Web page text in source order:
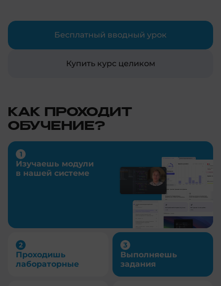
Бесплатный вводный урок
Купить курс целиком
КАК ПРОХОДИТ
ОБУЧЕНИЕ?
Изучаешь модули
в нашей системе
Проходишь
лабораторные
Выполняешь
задания